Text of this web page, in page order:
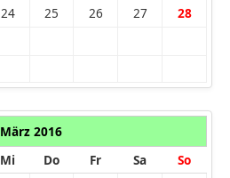
24 25 26 27 28
März 2016
Mi Do Fr Sa So